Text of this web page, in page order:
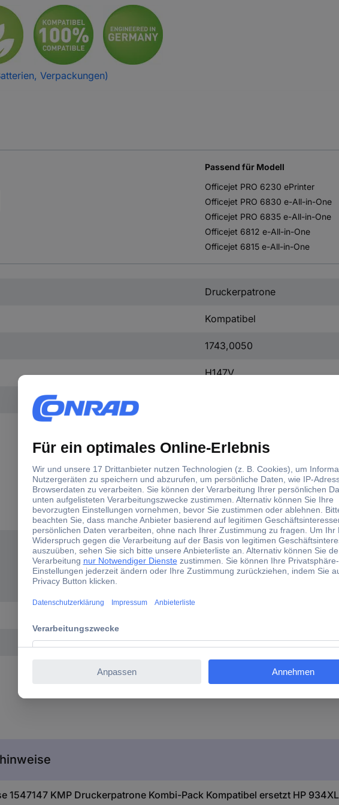
Verpackungen)
Passend für Modell
Officejet PRO 6230 ePrinter
Officejet PRO 6830 e-All-in-One
Officejet PRO 6835 e-All-in-One
Officejet 6812 e-All-in-One
Officejet 6815 e-All-in-One
Druckerpatrone
Kompatibel
1743,0050
H147V
935XL
X4E14AE
C2P23AE
C2P24AE
C2P25AE
C2P26AE
Schwarz
Cyan
Magenta
1 Set
KMP Druckerpatrone Kombi-Pack Kompatibel ersetzt HP